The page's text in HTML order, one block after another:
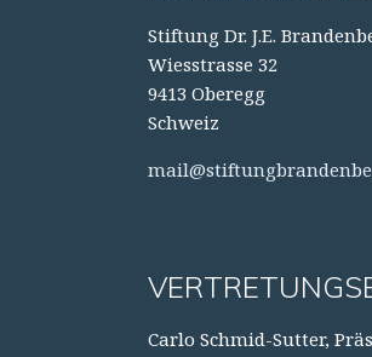
Stiftung Dr. J.E.
Wiesstrasse 32
9413 Oberegg
Schweiz
Carlo Schmid-Sutter,